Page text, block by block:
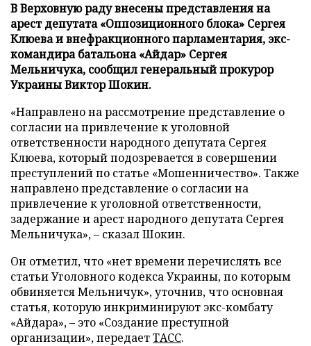
В Верховную раду внесены представления на
арест депутата «Оппозиционного блока» Сергея
Клюева и внефракционного парламентария, экс-
командира батальона «Айдар» Сергея
Мельничука, сообщил генеральный прокурор
Украины Виктор Шокин.
«Направлено на рассмотрение представление о
согласии на привлечение к уголовной
ответственности народного депутата Сергея
Клюева, который подозревается в совершении
преступлений по статье «Мошенничество». Также
направлено представление о согласии на
привлечение к уголовной ответственности,
задержание и арест народного депутата Сергея
Мельничука»,– сказал Шокин.
Он отметил, что «нет времени перечислять все
статьи Уголовного кодекса Украины, по которым
обвиняется Мельничук», уточнив, что основная
статья, которую инкриминируют экс-комбату
«Айдара»,– это «Создание преступной
организации»,передаетТАСС.